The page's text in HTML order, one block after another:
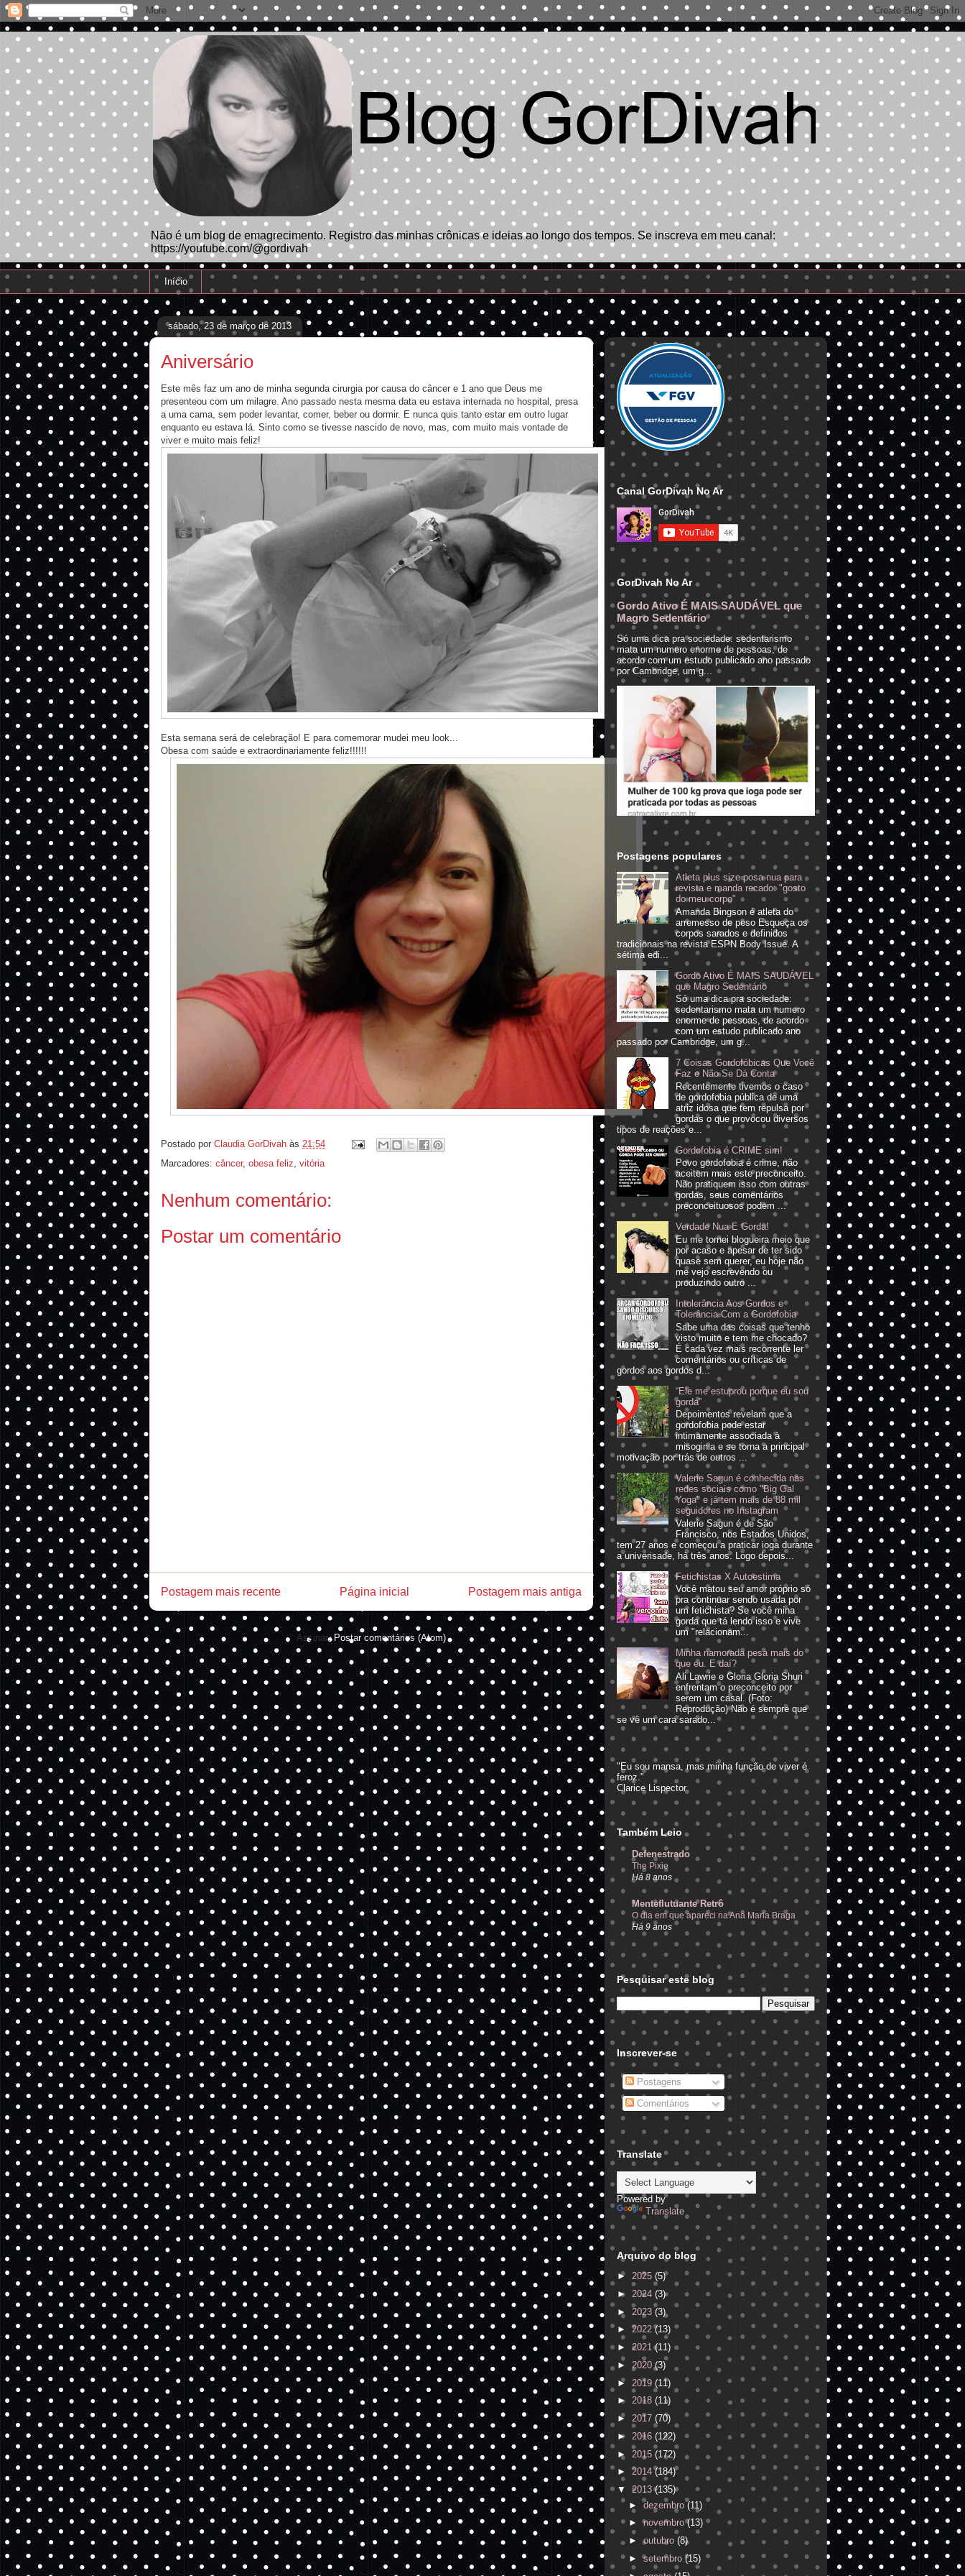
Não é um blog de emagrecimento. Registro das minhas crônicas e ideias ao longo dos tempos. Se inscreva em meu canal:
https://youtube.com/@gordivah
Início
sábado, 23 de março de 2013
Aniversário
Este mês faz um ano de minha segunda cirurgia por causa do câncer e 1 ano que Deus me
presenteou com um milagre. Ano passado nesta mesma data eu estava internada no hospital, presa
a uma cama, sem poder levantar, comer, beber ou dormir. E nunca quis tanto estar em outro lugar
enquanto eu estava lá. Sinto como se tivesse nascido de novo, mas, com muito mais vontade de
viver e muito mais feliz!
Esta semana será de celebração! E para comemorar mudei meu look...
Obesa com saúde e extraordinariamente feliz!!!!!!
Postado por Claudia GorDivah às 21:54
Marcadores: câncer, obesa feliz vitória
Nenhum comentário:
Postar um comentário
Postagem mais recente Postagem mais antiga
Página inicial
Assinar: Postar comentários (Atom)
Canal GorDivah No Ar
GorDivah No Ar
Gordo Ativo É MAIS SAUDÁVEL que
Magro Sedentário
Só uma dica pra sociedade: sedentarismo
mata um numero enorme de pessoas, de
acordo com um estudo publicado ano passado
por Cambridge, um g...
Postagens populares
Atleta plus size posa nua para
revista e manda recado: "gosto
do meu corpo"
Amanda Bingson é atleta do
arremesso de peso Esqueça os
corpos sarados e definidos
tradicionais na revista ESPN Body Issue. A
sétima edi...
Gordo Ativo É MAIS SAUDÁVEL
que Magro Sedentário
Só uma dica pra sociedade:
sedentarismo mata um numero
enorme de pessoas, de acordo
com um estudo publicado ano
passado por Cambridge, um g...
7 Coisas Gordofóbicas Que Você
Faz e Não Se Dá Conta
Recentemente tivemos o caso
de gordofobia pública de uma
atriz idosa que tem repulsa por
gordas o que provocou diversos
tipos de reações e...
Gordofobia é CRIME sim!
Povo gordofobia é crime, não
aceitem mais este preconceito.
Não pratiquem isso com outras
gordas, seus comentários
preconceituosos podem ...
Verdade Nua E Gorda!
Eu me tornei blogueira meio que
por acaso e apesar de ter sido
quase sem querer, eu hoje não
me vejo escrevendo ou
produzindo outro ...
Intolerância Aos Gordos e
Tolerância Com a Gordofobia
Sabe uma das coisas que tenho
visto muito e tem me chocado?
É cada vez mais recorrente ler
comentários ou críticas de
gordos aos gordos d...
“Ele me estuprou porque eu sou
gorda”
Depoimentos revelam que a
gordofobia pode estar
intimamente associada à
misoginia e se torna a principal
motivação por trás de outros ...
Valerie Sagun é conhecida nas
redes sociais como "Big Gal
Yoga" e já tem mais de 88 mil
seguidores no Instagram
Valerie Sagun é de São
Francisco, nos Estados Unidos,
tem 27 anos e começou a praticar ioga durante
a univerisade, há três anos. Logo depois...
Fetichistas X Autoestima
Você matou seu amor próprio só
pra continuar sendo usada por
um fetichista? Se você mina
gorda que tá lendo isso e vive
um "relacionam...
Minha namorada pesa mais do
que eu. E daí?
Ali Lawrie e Gloria Gloria Shuri
enfrentam o preconceito por
serem um casal. (Foto:
Reprodução) Não é sempre que
se vê um cara sarado...
"Eu sou mansa, mas minha função de viver é
feroz."
Clarice Lispector
Também Leio
Defenestrado
The Pixie
Há 8 anos
Menteflutuante Retrô
O dia em que apareci na Ana Maria Braga
Há 9 anos
Pesquisar este blog
Inscrever-se
Postagens
Comentários
Translate
Powered by
Translate
Arquivo do blog
► 2025 (5)
► 2024 (3)
► 2023 (3)
►2022(13)
► 2021(11)
► 2020(3)
► 2019 (11)
► 2018 (11)
► 2017 (70)
► 2016 (122)
► 2015 (172)
►2014(184)
▼2013(135)
►dezembro(11)
►novembro(13)
►outubro (8)
►setembro (15)